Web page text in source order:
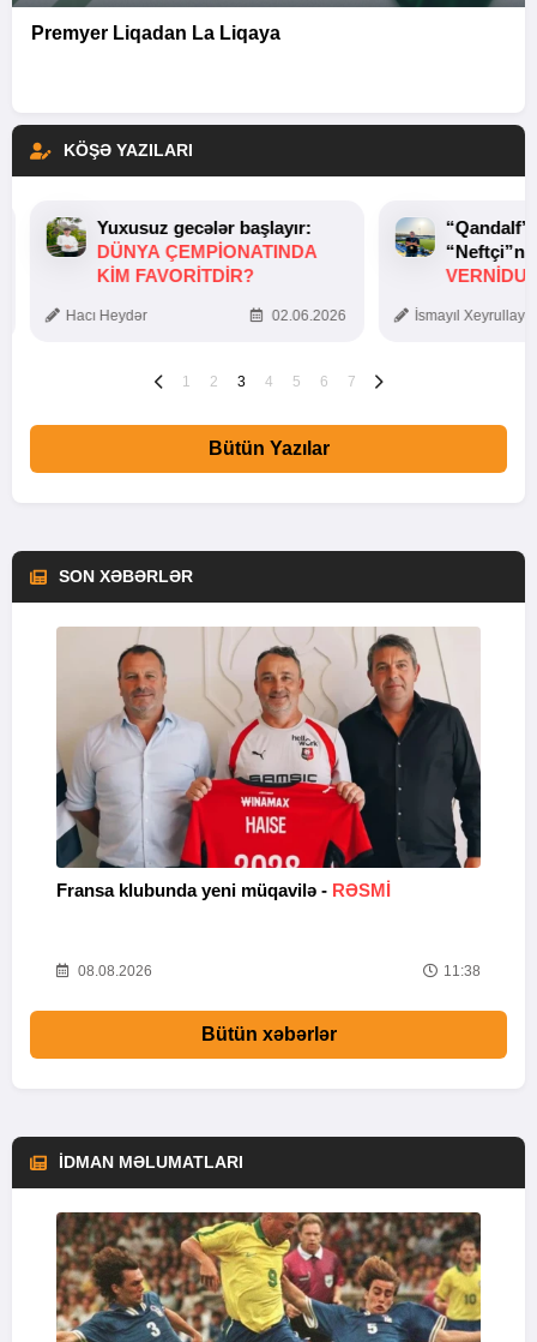
Premyer Liqadan La Liqaya
KÖŞƏ YAZILARI
Yuxusuz gecələr başlayır:
DÜNYA ÇEMPIONATINDA
KIM FAVORITDIR?
Hacı Heydər 02.06.2026 İsmayıl
1 2 3 4 5 6 7
Bütün Yazılar
SON XƏBƏRLƏR
Fransa klubunda yeni müqavilə - RƏSMİ
08.08.2026 11:38
Bütün xəbərlər
İDMAN MƏLUMATLARI